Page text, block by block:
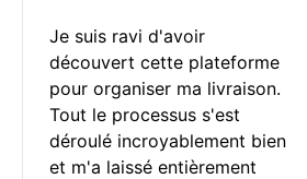
Je suis ravi d'avoir
découvert cette plateforme
pour organiser ma livraison.
Tout le processus s'est
déroulé incroyablement bien
et m'a laissé entièrement